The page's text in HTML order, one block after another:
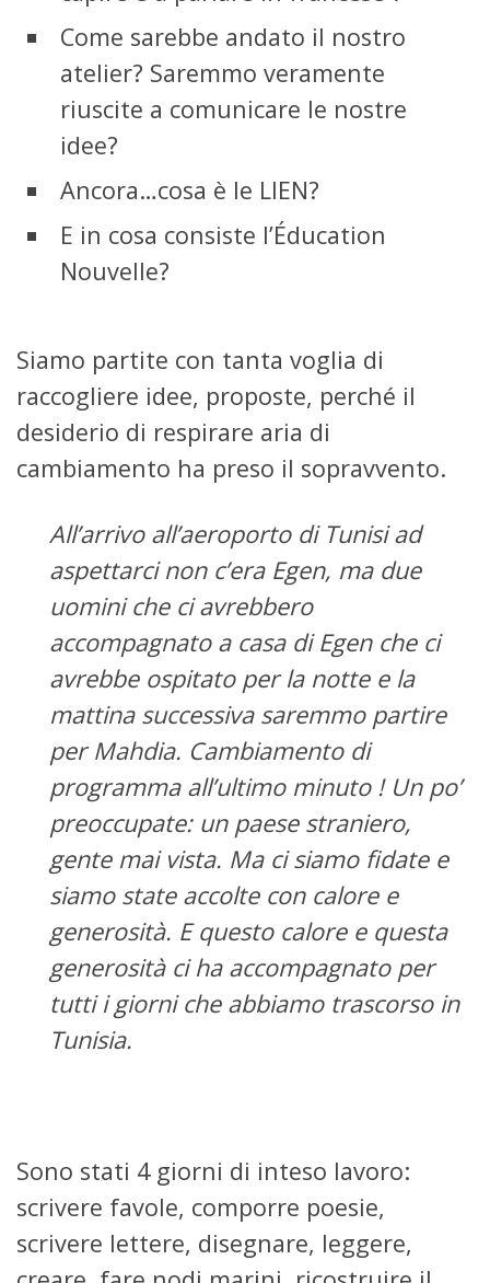
Come sarebbe andato il nostro
atelier? Saremmo veramente
riuscite a comunicare le nostre
idee?
Ancora…cosa è le LIEN?
E in cosa consiste l’Éducation
Nouvelle?
Siamo partite con tanta voglia di
raccogliere idee, proposte, perché il
desiderio di respirare aria di
cambiamento ha preso il sopravvento.
All’arrivo all’aeroporto di Tunisi ad
aspettarci non c’era Egen, ma due
uomini che ci avrebbero
accompagnato a casa di Egen che ci
avrebbe ospitato per la notte e la
mattina successiva saremmo partire
per Mahdia. Cambiamento di
programma all’ultimo minuto ! Un po’
preoccupate: un paese straniero,
gente mai vista. Ma ci siamo fidate e
siamo state accolte con calore e
generosità. E questo calore e questa
generosità ci ha accompagnato per
tutti i giorni che abbiamo trascorso in
Tunisia.
Sono stati 4 giorni di inteso lavoro:
scrivere favole, comporre poesie,
scrivere lettere, disegnare, leggere,